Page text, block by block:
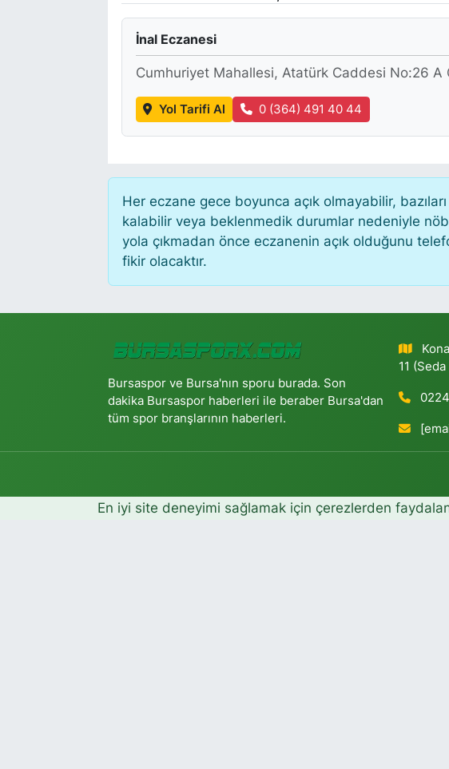
İnal Eczanesi
Cumhuriyet Mahallesi, Atatürk Caddesi No:26 A
Yol Tarifi Al 0 (364) 491 40 44
Her eczane gece boyunca açık olmayabilir,
kalabilir veya beklenmedik durumlar nedeniyle
yola çıkmadan önce eczanenin açık olduğunu
fikir olacaktır.
Bursaspor ve Bursa'nın sporu burada. Son
dakika Bursaspor haberleri ile beraber Bursa'dan
tüm spor branşlarının haberleri.
11
En iyi site deneyimi sağlamak için çerezlerden